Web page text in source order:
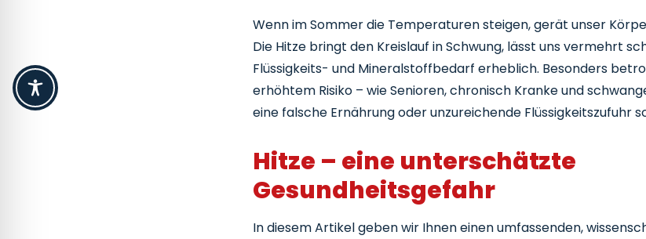
Ausgleich Mineralstoffe durch Ernährung
Kühlende Gewürze und Kräuter: Mehr als
Heiß gegen heiß?
Rezeptideen für die heißen Tage
Sommergemüse-Pfanne
Infused Water
Wassermelonen-Feta-Salat
Checklisten für Ihre Lebenssituation
Wenn im Sommer die Temperaturen steigen, gerät unser
Die Hitze bringt den Kreislauf in Schwung, lässt uns vermehrt
Flüssigkeits- und Mineralstoffbedarf erheblich. Besonders
erhöhtem Risiko – wie Senioren, chronisch Kranke und
eine falsche Ernährung oder unzureichende Flüssigkeitszufuhr
Hitze – eine unterschätzte
Gesundheitsgefahr
In diesem Artikel geben wir Ihnen einen umfassenden,